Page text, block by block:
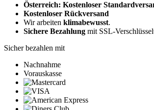
Österreich: Kostenloser
Kostenloser Rückversand
Wir arbeiten klimabewusst.
Sichere Bezahlung mit SSL-
Sicher bezahlen mit
Nachnahme
Vorauskasse